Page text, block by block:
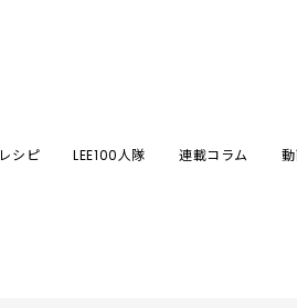
シピ LEE100人隊 連載コラム